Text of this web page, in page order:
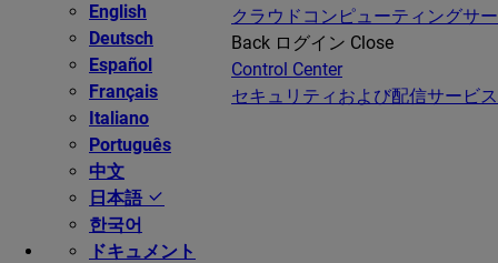
English
Deutsch
Español
Français
Italiano
Português
中文
日本語
한국어
ドキュメント
クラウドコンピューティングサ
Back ログイン Close
Control Center
セキュリティおよび配信サービ